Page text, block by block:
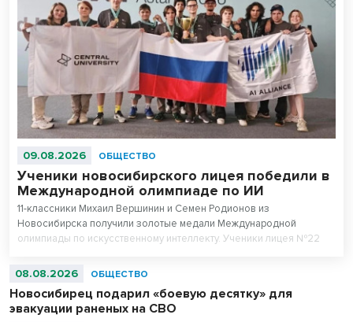
09.08.2026 ОБЩЕСТВО
Ученики новосибирского лицея победили в
Международной олимпиаде по ИИ
11-классники Михаил Вершинин и Семен Родионов из
Новосибирска получили золотые медали Международной
олимпиады по искусственному интеллекту. Ученики лицея №22
абсолютными чемпионами соревнований.
08.08.2026 ОБЩЕСТВО
Новосибирец подарил «боевую десятку» для
эвакуации раненых на СВО